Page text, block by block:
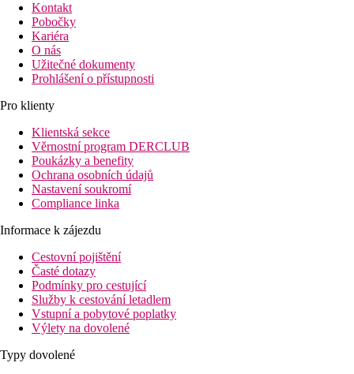
Kontakt
Pobočky
Kariéra
O nás
Užitečné dokumenty
Prohlášení o přístupnosti
Pro klienty
Klientská sekce
Věrnostní program DERCLUB
Poukázky a benefity
Ochrana osobních údajů
Nastavení soukromí
Compliance linka
Informace k zájezdu
Cestovní pojištění
Časté dotazy
Podmínky pro cestující
Služby k cestování letadlem
Vstupní a pobytové poplatky
Výlety na dovolené
Typy dovolené